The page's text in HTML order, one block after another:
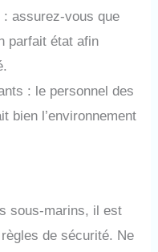
: assurez-vous que
parfait état afin
: le personnel des
bien l’environnement
sous-marins, il est
de sécurité. Ne